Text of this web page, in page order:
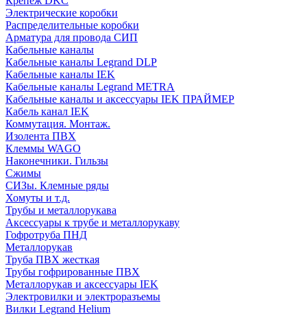
Электрические коробки
Распределительные коробки
Арматура для провода СИП
Кабельные каналы
Кабельные каналы Legrand DLP
Кабельные каналы IEK
Кабельные каналы Legrand METRA
Кабельные каналы и аксессуары IEK ПРАЙМЕР
Кабель канал IEK
Коммутация. Монтаж.
Изолента ПВХ
Клеммы WAGO
Наконечники. Гильзы
Сжимы
СИЗы. Клемные ряды
Хомуты и т.д.
Трубы и металлорукава
Аксессуары к трубе и металлорукаву
Гофротруба ПНД
Металлорукав
Труба ПВХ жесткая
Трубы гофрированные ПВХ
Металлорукав и аксессуары IEK
Электровилки и электроразъемы
Вилки Legrand Helium